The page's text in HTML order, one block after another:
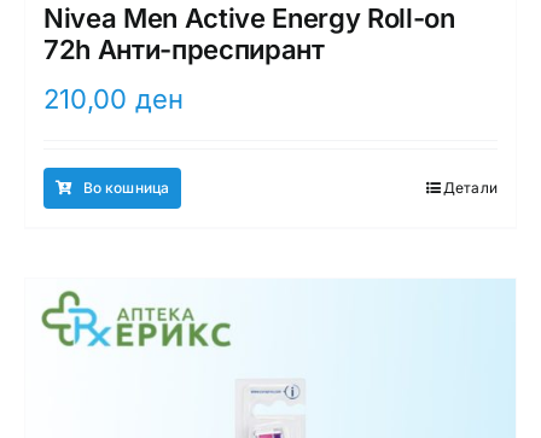
Nivea Men Active Energy Roll-on
72h Анти-преспирант
210,00 ден
Во кошница Детали